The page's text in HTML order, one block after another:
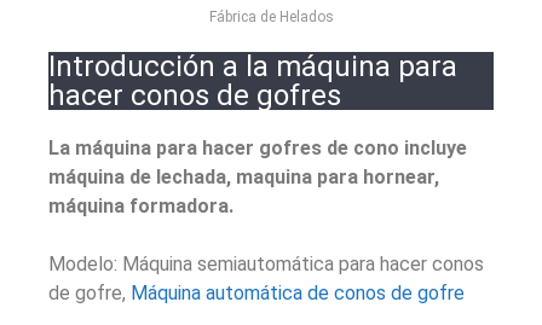
Fábrica de Helados
Introducción a la máquina para
hacer conos de gofres
La máquina para hacer gofres de cono incluye
máquina de lechada, maquina para hornear,
máquina formadora.
Modelo: Máquina semiautomática para hacer conos
de gofre, Máquina automática de conos de gofre